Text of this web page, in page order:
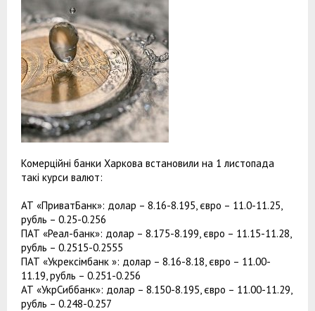
Комерційні банки Харкова встановили на 1 листопада
такі курси валют:
АТ «ПриватБанк»: долар – 8.16-8.195, євро – 11.0-11.25,
рубль – 0.25-0.256
ПАТ «Реал-банк»: долар – 8.175-8.199, євро – 11.15-11.28,
рубль – 0.2515-0.2555
ПАТ «Укрексімбанк »: долар – 8.16-8.18, євро – 11.00-
11.19, рубль – 0.251-0.256
АТ «УкрСиббанк»: долар – 8.150-8.195, євро – 11.00-11.29,
рубль – 0.248-0.257